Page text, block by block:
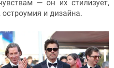
— он их стилизует,
и дизайна.